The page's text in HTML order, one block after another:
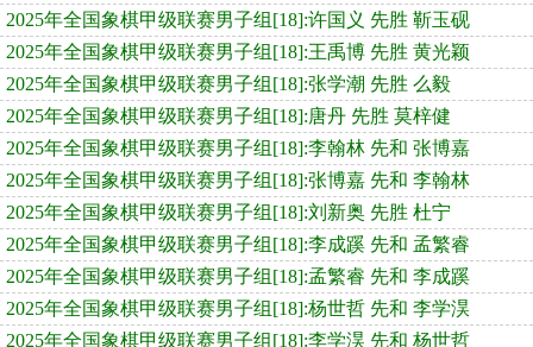
2025年全国象棋甲级联赛男子组[18]:许国义 先胜 靳玉砚
2025年全国象棋甲级联赛男子组[18]:王禹博 先胜 黄光颖
2025年全国象棋甲级联赛男子组[18]:张学潮 先胜 么毅
2025年全国象棋甲级联赛男子组[18]:唐丹 先胜 莫梓健
2025年全国象棋甲级联赛男子组[18]:李翰林 先和 张博嘉
2025年全国象棋甲级联赛男子组[18]:张博嘉 先和 李翰林
2025年全国象棋甲级联赛男子组[18]:刘新奥 先胜 杜宁
2025年全国象棋甲级联赛男子组[18]:李成蹊 先和 孟繁睿
2025年全国象棋甲级联赛男子组[18]:孟繁睿 先和 李成蹊
2025年全国象棋甲级联赛男子组[18]:杨世哲 先和 李学淏
2025年全国象棋甲级联赛男子组[18]:李学淏 先和 杨世哲